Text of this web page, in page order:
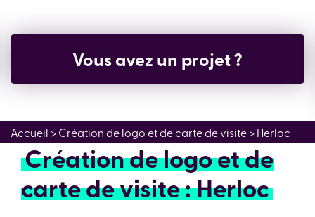
Vous avez un projet ?
Accueil > Création de logo et de carte de visite > Herloc
Création de logo et de
carte de visite : Herloc